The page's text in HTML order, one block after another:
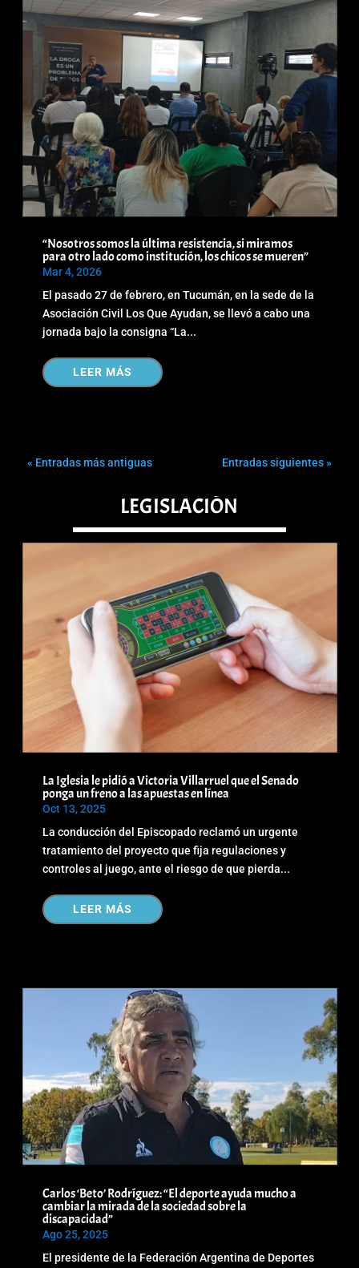
“Nosotros somos la última resistencia, si miramos
para otro lado como institución, los chicos se mueren”
Mar 4, 2026
El pasado 27 de febrero, en Tucumán, en la sede de la
Asociación Civil Los Que Ayudan, se llevó a cabo una
jornada bajo la consigna “La...
LEER MÁS
« Entradas más antiguas Entradas siguientes »
LEGISLACIÓN
La Iglesia le pidió a Victoria Villarruel que el Senado
ponga un freno a las apuestas en línea
Oct 13, 2025
La conducción del Episcopado reclamó un urgente
tratamiento del proyecto que fija regulaciones y
controles al juego, ante el riesgo de que pierda...
LEER MÁS
Carlos ‘Beto’ Rodríguez: “El deporte ayuda mucho a
cambiar la mirada de la sociedad sobre la
discapacidad”
Ago 25, 2025
El presidente de la Federación Argentina de Deportes